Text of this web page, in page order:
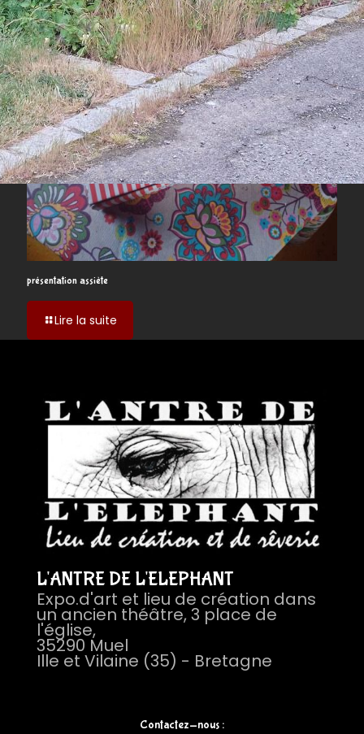
présentation assiète
Lire la suite
assiète
L'ANTRE DE L'ELEPHANT
Expo.d'art et lieu de création dans
un ancien théâtre, 3 place de
l'église,
35290 Muel
Ille et Vilaine (35) - Bretagne
Contactez-nous :